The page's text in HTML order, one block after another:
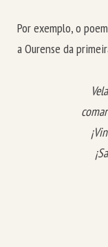
Por exemplo, o
a Ourense da